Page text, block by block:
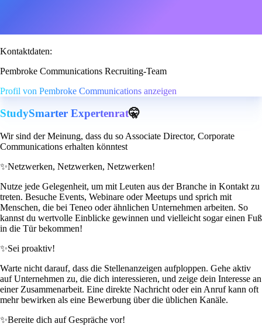
Kontaktdaten:
Pembroke Communications Recruiting-Team
Profil von Pembroke Communications anzeigen
StudySmarter Expertenrat🤫
Wir sind der Meinung, dass du so Associate Director, Corporate
Communications erhalten könntest
✨Netzwerken, Netzwerken, Netzwerken!
Nutze jede Gelegenheit, um mit Leuten aus der Branche in Kontakt zu
treten. Besuche Events, Webinare oder Meetups und sprich mit
Menschen, die bei Teneo oder ähnlichen Unternehmen arbeiten. So
kannst du wertvolle Einblicke gewinnen und vielleicht sogar einen Fuß
in die Tür bekommen!
✨Sei proaktiv!
Warte nicht darauf, dass die Stellenanzeigen aufploppen. Gehe aktiv
auf Unternehmen zu, die dich interessieren, und zeige dein Interesse an
einer Zusammenarbeit. Eine direkte Nachricht oder ein Anruf kann oft
mehr bewirken als eine Bewerbung über die üblichen Kanäle.
✨Bereite dich auf Gespräche vor!